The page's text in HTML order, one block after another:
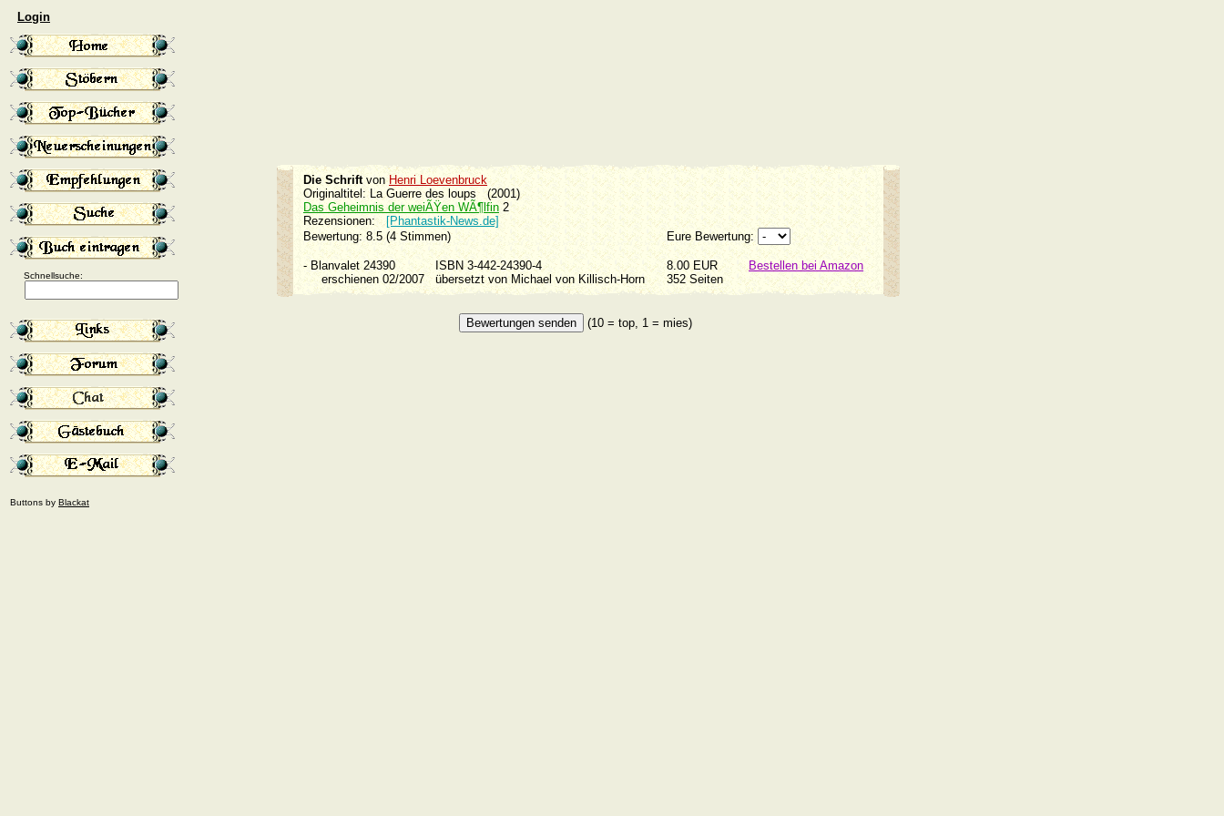
Login
Schnellsuche:
Buttons by Blackat
Die Schriftvon Henri Loevenbruck
Originaltitel: La Guerre des loups (2001)
Das Geheimnis der weiÃŸen WÃ¶lfin 2
Rezensionen:[Phantastik-News.de]
Bewertung: 8.5 (4 Stimmen)
Eure Bewertung:
- Blanvalet 24390 ISBN 3-442-24390-4 8.00 EUR
Bestellen bei Amazon
erschienen 02/2007 übersetzt von Michael von Killisch-Horn352 Seiten
(10 = top, 1 = mies)